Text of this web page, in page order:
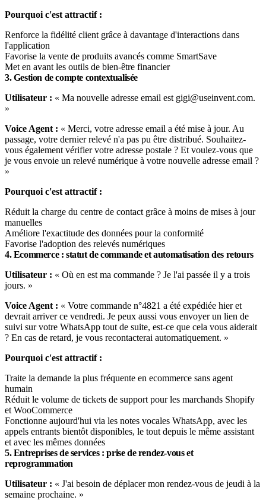
Pourquoi c'est attractif :
Renforce la fidélité client grâce à davantage d'interactions dans
l'application
Favorise la vente de produits avancés comme SmartSave
Met en avant les outils de bien-être financier
3. Gestion de compte contextualisée
Utilisateur : « Ma nouvelle adresse email est gigi@useinvent.com.
»
Voice Agent : « Merci, votre adresse email a été mise à jour. Au
passage, votre dernier relevé n'a pas pu être distribué. Souhaitez-
vous également vérifier votre adresse postale ? Et voulez-vous que
je vous envoie un relevé numérique à votre nouvelle adresse email ?
»
Pourquoi c'est attractif :
Réduit la charge du centre de contact grâce à moins de mises à jour
manuelles
Améliore l'exactitude des données pour la conformité
Favorise l'adoption des relevés numériques
4. Ecommerce : statut de commande et automatisation des retours
Utilisateur : « Où en est ma commande ? Je l'ai passée il y a trois
jours. »
Voice Agent : « Votre commande n°4821 a été expédiée hier et
devrait arriver ce vendredi. Je peux aussi vous envoyer un lien de
suivi sur votre WhatsApp tout de suite, est-ce que cela vous aiderait
? En cas de retard, je vous recontacterai automatiquement. »
Pourquoi c'est attractif :
Traite la demande la plus fréquente en ecommerce sans agent
humain
Réduit le volume de tickets de support pour les marchands Shopify
et WooCommerce
Fonctionne aujourd'hui via les notes vocales WhatsApp, avec les
appels entrants bientôt disponibles, le tout depuis le même assistant
et avec les mêmes données
5. Entreprises de services : prise de rendez-vous et
reprogrammation
Utilisateur : « J'ai besoin de déplacer mon rendez-vous de jeudi à la
semaine prochaine. »